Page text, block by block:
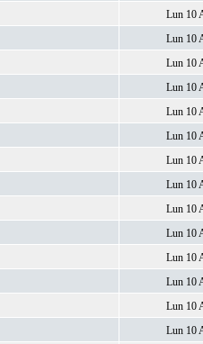
Lun 10
Lun 10
Lun 10
Lun 10
Lun 10
Lun 10
Lun 10
Lun 10
Lun 10
Lun 10
Lun 10
Lun 10
Lun 10
Lun 10